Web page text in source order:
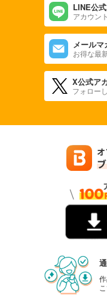
LINE公
アカウン
メール
お得な最
X公式ア
フォロー